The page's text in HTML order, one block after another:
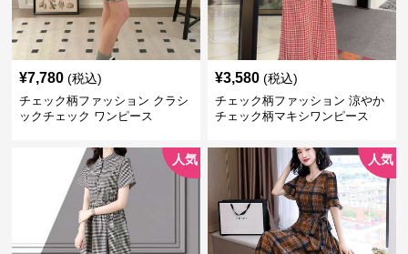
¥7,780 (税込)
チェック柄ファッション クラシ
ックチェック ワンピース
¥3,580 (税込)
チェック柄ファッション 涼やか
チェック柄マキシワンピース
人気 人気